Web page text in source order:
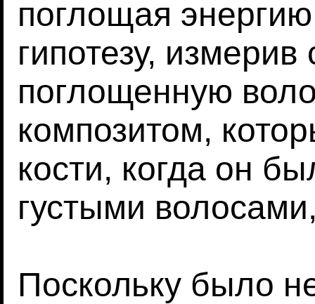
поглощая
гипотезу,
поглощенную
композитом,
кости, когда он
густыми
Поскольку было